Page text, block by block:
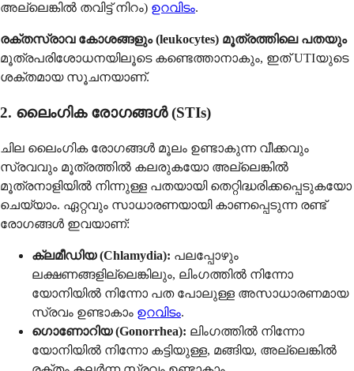
അല്ലെങ്കിൽ തവിട്ട് നിറം) ഉറവിടം.
രക്തസ്രാവ കോശങ്ങളും (leukocytes) മൂത്രത്തിലെ പതയും
മൂത്രപരിശോധനയിലൂടെ കണ്ടെത്താനാകും, ഇത് UTIയുടെ
ശക്തമായ സൂചനയാണ്.
2. ലൈംഗിക രോഗങ്ങൾ (STIs)
ചില ലൈംഗിക രോഗങ്ങൾ മൂലം ഉണ്ടാകുന്ന വീക്കവും
സ്രവവും മൂത്രത്തിൽ കലരുകയോ അല്ലെങ്കിൽ
മൂത്രനാളിയിൽ നിന്നുള്ള പതയായി തെറ്റിദ്ധരിക്കപ്പെടുകയോ
ചെയ്യാം. ഏറ്റവും സാധാരണയായി കാണപ്പെടുന്ന രണ്ട്
രോഗങ്ങൾ ഇവയാണ്:
ക്ലമീഡിയ (Chlamydia): പലപ്പോഴും
ലക്ഷണങ്ങളില്ലെങ്കിലും, ലിംഗത്തിൽ നിന്നോ
യോനിയിൽ നിന്നോ പത പോലുള്ള അസാധാരണമായ
സ്രവം ഉണ്ടാകാം ഉറവിടം.
ഗൊണോറിയ (Gonorrhea): ലിംഗത്തിൽ നിന്നോ
യോനിയിൽ നിന്നോ കട്ടിയുള്ള, മങ്ങിയ, അല്ലെങ്കിൽ